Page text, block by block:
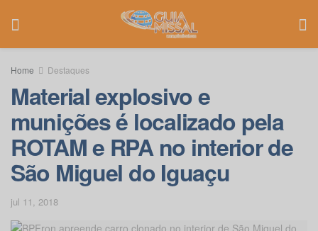
Home Destaques
Material explosivo e
munições é localizado pela
ROTAM e RPA no interior de
São Miguel do Iguaçu
jul 11, 2018